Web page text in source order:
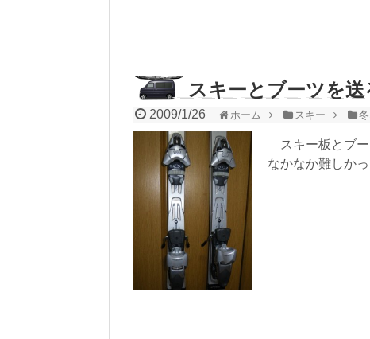
スキーとブーツを送
2009/1/26 ホーム スキー
スキー板とブー
なかなか難しかっ